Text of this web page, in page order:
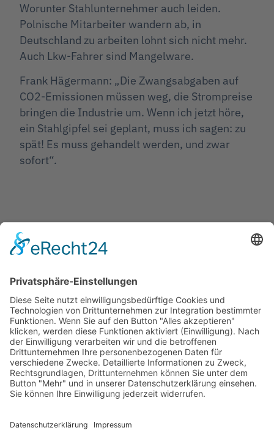
Worunter Stahlunternehmer auch leiden.
Polnische Mitarbeiter wandern ab, in
Deutschland zu arbeiten lohnt sich nicht mehr.
Auch Lkw-Fahrer sind Mangelware.
Frank Hägermann: „Die Zwangsabgaben auf
CO2-Emissionen müssen weg, die Strompreise
bringen die Industrie um. Wenn ich jetzt höre,
ein Stahlgipfel sei geplant, muss ich sagen: zu
spät! Es muss gehandelt werden, und zwar
sofort“.
Jetzt teilen
Facebook Twitter
Pinterest WhatsApp Telegram
XING Email